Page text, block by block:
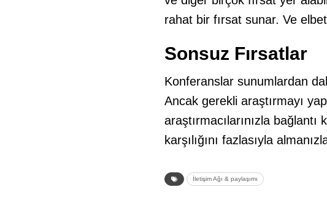
rahat bir fırsat sunar. Ve
Sonsuz Fırsatlar
Konferanslar sunumlardan
Ancak gerekli araştırmayı
araştırmacılarınızla
karşılığını fazlasıyla
İletişim Ağı & paylaşımı